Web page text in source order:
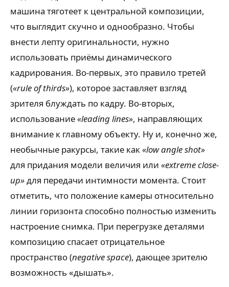
машина тяготеет к центральной композиции,
что выглядит скучно и однообразно. Чтобы
внести лепту оригинальности, нужно
использовать приёмы динамического
кадрирования. Во-первых, это правило третей
(«rule of thirds»), которое заставляет взгляд
зрителя блуждать по кадру. Во-вторых,
использование«leading lines», направляющих
внимание к главному объекту. Ну и, конечно же,
необычные ракурсы, такие как«low angle shot»
для придания модели величия или «extreme close-
up»для передачи интимности момента. Стоит
отметить, что положение камеры относительно
линии горизонта способно полностью изменить
настроение снимка. При перегрузке деталями
композицию спасает отрицательное
пространство (negative space), дающее зрителю
возможность «дышать».